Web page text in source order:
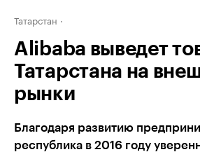
Татарстан
Alibaba выведет
Татарстана на
рынки
Благодаря развитию
республика в 2016 году